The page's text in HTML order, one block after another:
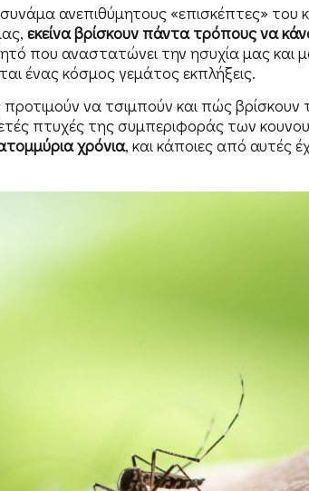
ανεπιθύμητους «επισκέπτες» του
εκείνα βρίσκουν πάντα τρόπους να
που αναστατώνει την ησυχία μας και
ένας κόσμος γεμάτος εκπλήξεις.
προτιμούν να τσιμπούν και πώς βρίσκουν
πτυχές της συμπεριφοράς των
χρόνια, και κάποιες από αυτές